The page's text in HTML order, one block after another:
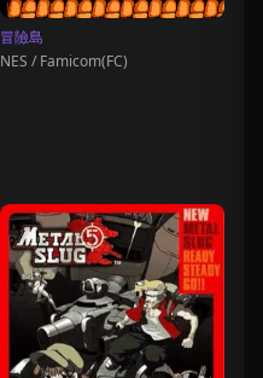
冒險島
NES / Famicom(FC)